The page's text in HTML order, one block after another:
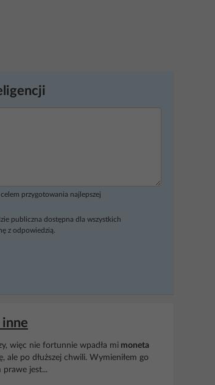
przygotowania najlepszej
publiczna dostępna dla wszystkich
z odpowiedzią.
inne
więc nie fortunnie wpadła mi moneta
ale po dłuższej chwili. Wymieniłem go
prawe jest...